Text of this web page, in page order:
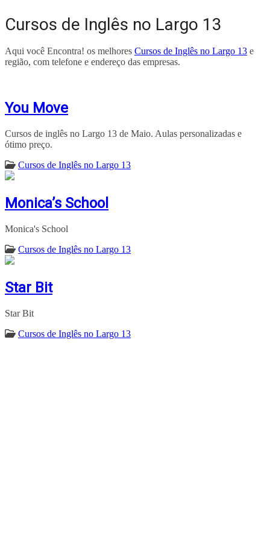
Cursos de Inglês no Largo 13
Aqui você Encontra! os melhores Cursos de Inglês no Largo 13 e
região, com telefone e endereço das empresas.
You Move
Cursos de inglês no Largo 13 de Maio. Aulas personalizadas e
ótimo preço.
Cursos de Inglês no Largo 13
Monica’s School
Monica's School
Cursos de Inglês no Largo 13
Star Bit
Star Bit
Cursos de Inglês no Largo 13